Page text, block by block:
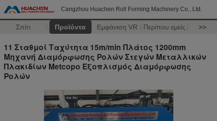
Cangzhou Huachen Roll Forming Machinery Co., Ltd.
Σπίτι Προϊόντα Εμφάνιση VR Περίπου εμείς >>
11 Σταθμοί Ταχύτητα 15m/min Πλάτος 1200mm
Μηχανή Διαμόρφωσης Ρολών Στεγών Μεταλλικών
Πλακιδίων Metcopo Εξοπλισμός Διαμόρφωσης
Ρολών